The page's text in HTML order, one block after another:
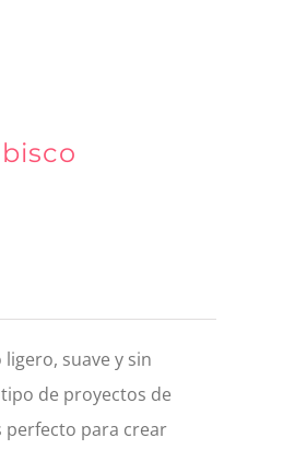
suave y sin
de proyectos de
perfecto para crear